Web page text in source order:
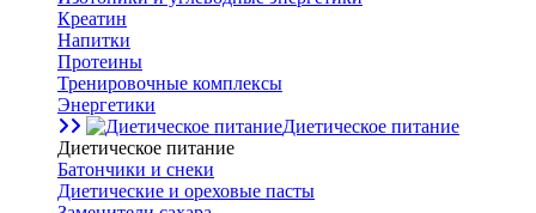
Креатин
Напитки
Протеины
Тренировочные комплексы
Энергетики
Диетическое питание
Диетическое питание
Батончики и снеки
Диетические и ореховые пасты